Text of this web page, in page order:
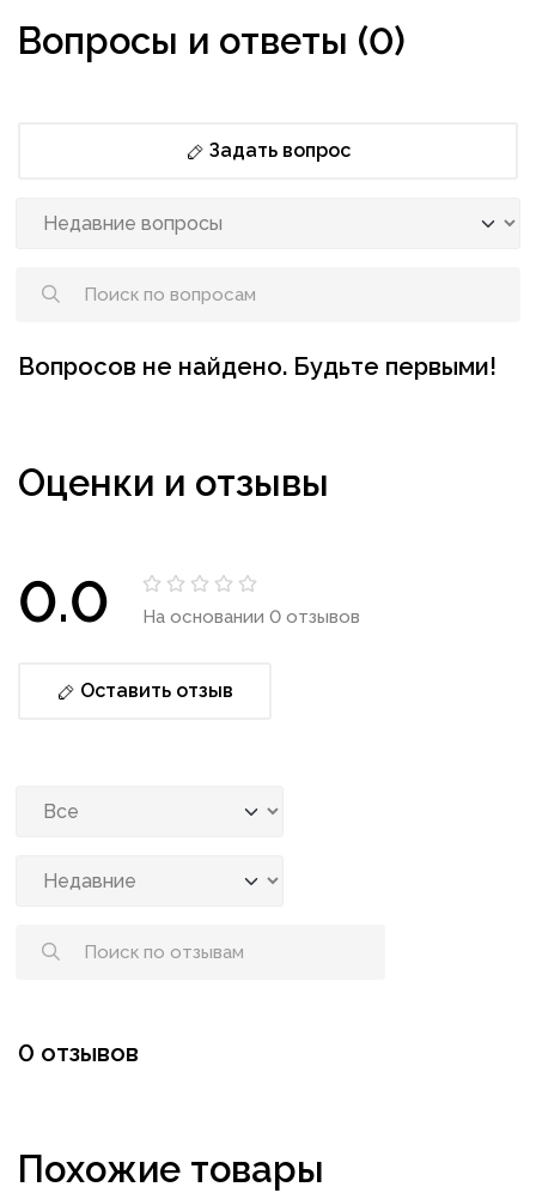
Вопросы и ответы (0)
Задать вопрос
Вопросов не найдено. Будьте первыми!
Оценки и отзывы
0.0 На основании 0 отзывов
Оставить отзыв
0 отзывов
Похожие товары